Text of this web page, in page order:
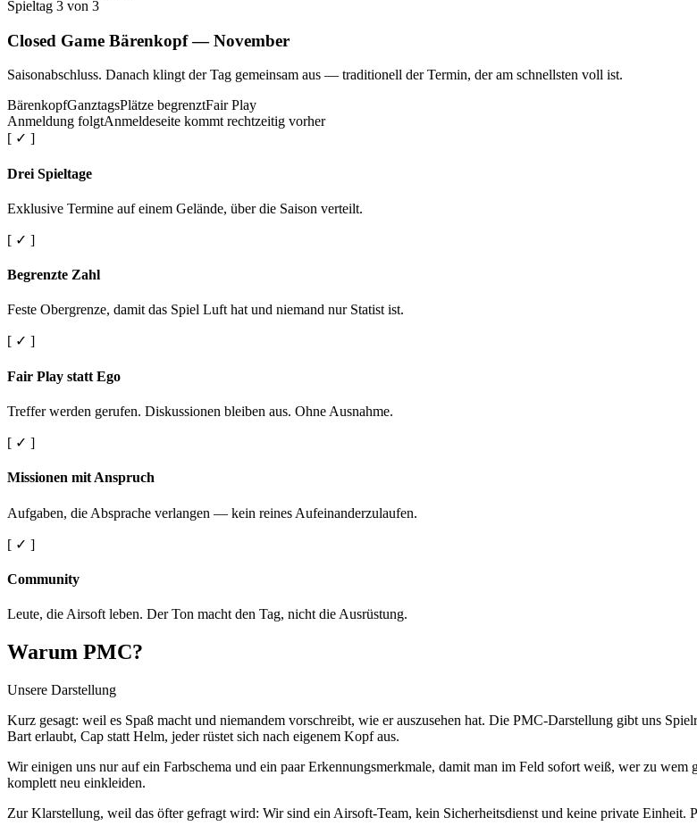
Spieltag 3 von 3
Closed Game Bärenkopf — November
Saisonabschluss. Danach klingt der Tag gemeinsam aus — traditionell der Termin, der am schnellsten voll ist.
BärenkopfGanztagsPlätze begrenztFair Play
Anmeldung folgtAnmeldeseite kommt rechtzeitig vorher
[ ✓ ]
Drei Spieltage
Exklusive Termine auf einem Gelände, über die Saison verteilt.
[ ✓ ]
Begrenzte Zahl
Feste Obergrenze, damit das Spiel Luft hat und niemand nur Statist ist.
[ ✓ ]
Fair Play statt Ego
Treffer werden gerufen. Diskussionen bleiben aus. Ohne Ausnahme.
[ ✓ ]
Missionen mit Anspruch
Aufgaben, die Absprache verlangen — kein reines Aufeinanderzulaufen.
[ ✓ ]
Community
Leute, die Airsoft leben. Der Ton macht den Tag, nicht die Ausrüstung.
Warum PMC?
Unsere Darstellung
Kurz gesagt: weil es Spaß macht und niemandem vorschreibt, wie er auszusehen hat. Die PMC-Darstellung gibt uns
Bart erlaubt, Cap statt Helm, jeder rüstet sich nach eigenem Kopf aus.
Wir einigen uns nur auf ein Farbschema und ein paar Erkennungsmerkmale, damit man im Feld sofort weiß, wer zu wem
komplett neu einkleiden.
Zur Klarstellung, weil das öfter gefragt wird: Wir sind ein Airsoft-Team, kein Sicherheitsdienst und keine private